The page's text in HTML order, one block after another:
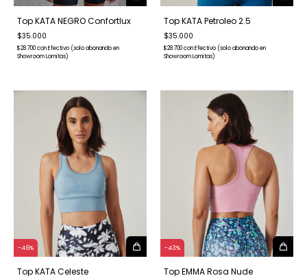
Top KATA NEGRO Confortlux
$35.000
$28.700conEfectivo (solo abonando en
Showroom Lomitas)
Top KATA Petroleo 2.5
$35.000
$28.700conEfectivo (solo abonando en
Showroom Lomitas)
-46%
Top KATA Celeste
-43%
Top EMMA Rosa Nude